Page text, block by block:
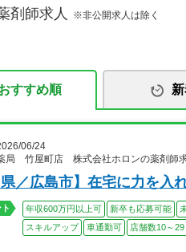
剤師求人 ※非公開求人は除く
すすめ順
06/24
局 竹屋町店 株式会社ホロンの薬剤師
県／広島市】在宅に力を入
年収600万円以上可 新卒も応募可能
スキルアップ
車通勤可 店舗数10～29